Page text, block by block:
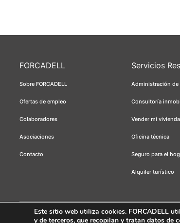
FORCADELL
Sobre FORCADELL
Ofertas de empleo
Colaboradores
Asociaciones
Contacto
Servicios
Administración
Consultoría
Vender mi vivienda
Oficina técnica
Seguro para el
Alquiler turístico
Forcadell 2026 Aviso legal Política de privacidad
Este sitio web utiliza cookies. FORCADELL
y de terceros, que recopilan y tratan datos de